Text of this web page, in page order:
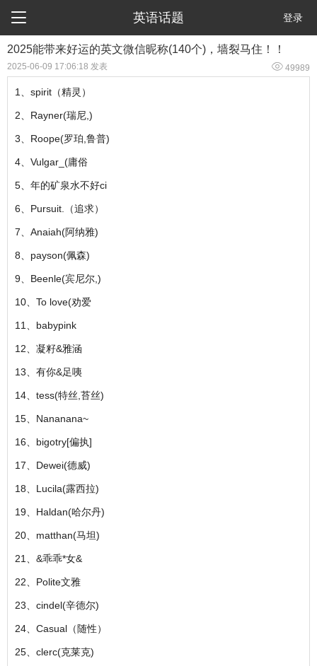
 英语话题 登录
​2025能带来好运的英文微信昵称(140个)，墙裂马住！！
2025-06-09 17:06:18 发表  49989
1、spirit（精灵）
2、Rayner(瑞尼,)
3、Roope(罗珀,鲁普)
4、Vulgar_(庸俗
5、年的矿泉水不好ci
6、Pursuit.（追求）
7、Anaiah(阿纳雅)
8、payson(佩森)
9、Beenle(宾尼尔,)
10、To love(劝爱
11、babypink
12、凝籽&雅涵
13、有你&足咦
14、tess(特丝,苔丝)
15、Nananana~
16、bigotry[偏执]
17、Dewei(德威)
18、Lucila(露西拉)
19、Haldan(哈尔丹)
20、matthan(马坦)
21、&乖乖*女&
22、Polite文雅
23、cindel(辛德尔)
24、Casual（随性）
25、clerc(克莱克)